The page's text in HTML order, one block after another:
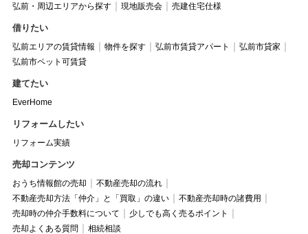
弘前・周辺エリアから探す
現地販売会 売建住宅仕様
借りたい
弘前エリアの賃貸情報 物件を探す 弘前市賃貸アパート
弘前市貸家
弘前市ペット可賃貸
建てたい
EverHome
リフォームしたい
リフォーム実績
売却コンテンツ
おうち情報館の売却
不動産売却の流れ
不動産売却方法「仲介」と「買取」の違い
不動産売却時の諸費用
売却時の仲介手数料について
少しでも高く売るポイント
売却よくある質問
相続相談